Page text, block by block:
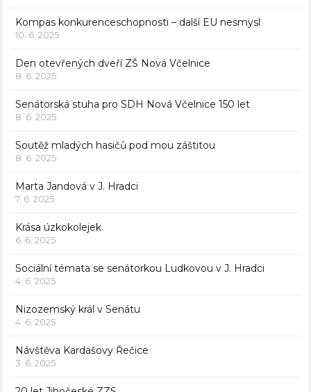
Kompas konkurenceschopnosti – další EU nesmysl
10. 6. 2025
Den otevřených dveří ZŠ Nová Včelnice
8. 6. 2025
Senátorská stuha pro SDH Nová Včelnice 150 let
8. 6. 2025
Soutěž mladých hasičů pod mou záštitou
8. 6. 2025
Marta Jandová v J. Hradci
7. 6. 2025
Krása úzkokolejek
6. 6. 2025
Sociální témata se senátorkou Ludkovou v J. Hradci
4. 6. 2025
Nizozemský král v Senátu
4. 6. 2025
Návštěva Kardašovy Řečice
3. 6. 2025